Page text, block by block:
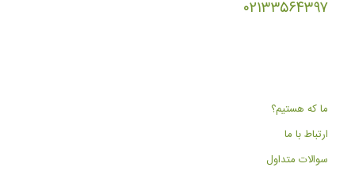
۰۲۱۳۳۵۶۴۳۹۷
ما که هستیم؟
ارتباط با ما
سوالات متداول